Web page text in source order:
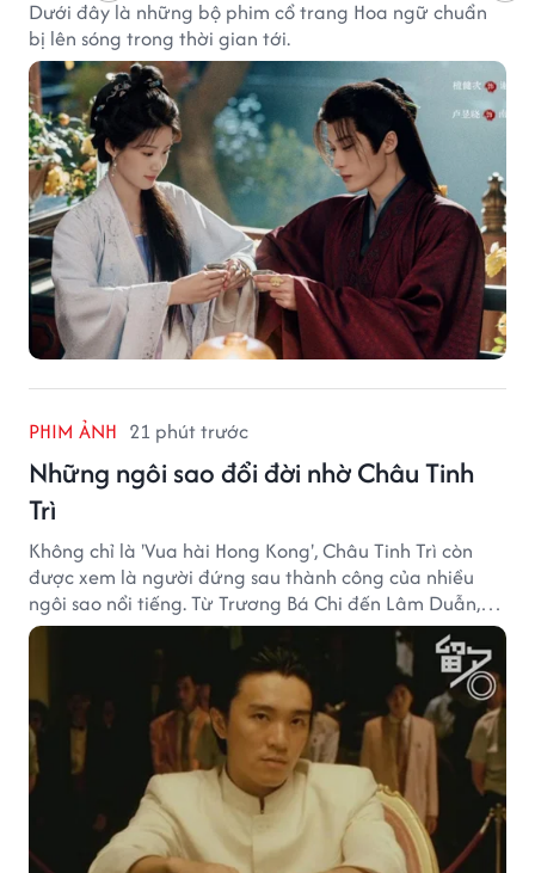
Dưới đây là những bộ phim cổ trang Hoa ngữ chuẩn
bị lên sóng trong thời gian tới.
PHIM ẢNH 21 phút trước
Những ngôi sao đổi đời nhờ Châu Tinh
Trì
Không chỉ là 'Vua hài Hong Kong', Châu Tinh Trì còn
được xem là người đứng sau thành công của nhiều
ngôi sao nổi tiếng. Từ Trương Bá Chi đến Lâm Duẫn,
không ít diễn viên đã bước sang trang mới trong sự
nghiệp nhờ cơ hội từ Châu Tinh Trì.